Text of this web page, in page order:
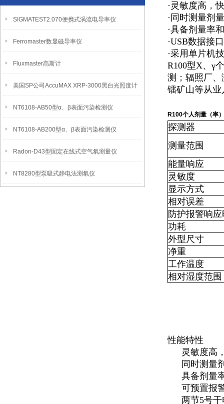
SIGMATEST2.070便携式涡流电导率仪
Ferromaster数显磁导率仪
Fluxmaster高斯计
美国SP公司AccuMAX XRP-3000黑白光照度计
NT6108-AB50型α、β表面污染检测仪
NT6108-AB200型α、β表面污染检测仪
Radon-D43型固定在线式空气氡测量仪
NT8280型泵吸式静电法测氡仪
·灵敏度高，
·同时测量剂
·具备剂量率
·USB数据接
·采用单片机
R100型X、γ
测；辐照厂
镭矿山等从
R100个人剂量（率
探测器
测量范围
能量响应
灵敏度
显示方式
相对误差
防护报警响
功耗
外型尺寸
净重
工作温度
相对湿度范围
性能特性
灵敏度高
同时测量
具备剂量
可预置报
两节5号